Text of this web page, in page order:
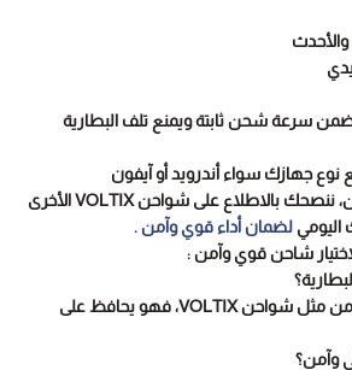
سرعة شحن ثابتة ويمنع تلف البطارية
نوع جهازك سواء أندرويد أو آيفون
ولتحقيق أفضل تجربة شحن، ننصحك بالاطلاع على شواحن VOLTIX الأخرى
اليومي لضمان أداء قوي وآمن.
شاحن قوي وآمن :
لا، إذا كان الشاحن أصلي وآمن مثل شواحن VOLTIX، فهو يحافظ على
وآمن؟
اشتراك